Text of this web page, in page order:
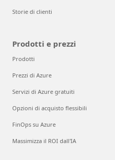
Storie di clienti
Prodotti e prezzi
Prodotti
Prezzi di Azure
Servizi di Azure gratuiti
Opzioni di acquisto flessibili
FinOps su Azure
Massimizza il ROI dall'IA